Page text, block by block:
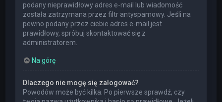
podany nieprawidłowy adres e-mail lub wiadomość
została zatrzymana przez filtr antyspamowy. Jeśli na
pewno podany przez ciebie adres e-mail jest
prawidłowy, spróbuj skontaktować się z
administratorem.
Na górę
Dlaczego nie mogę się zalogować?
Powodów może być kilka. Po pierwsze sprawdź, czy